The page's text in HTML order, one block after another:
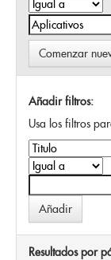
Comenzar
Añadir filtros:
Usa los filtros
Resultados por